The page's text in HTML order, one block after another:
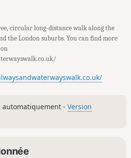
circular long-distance walk along the
the London suburbs. You can find more
automatiquement -Version